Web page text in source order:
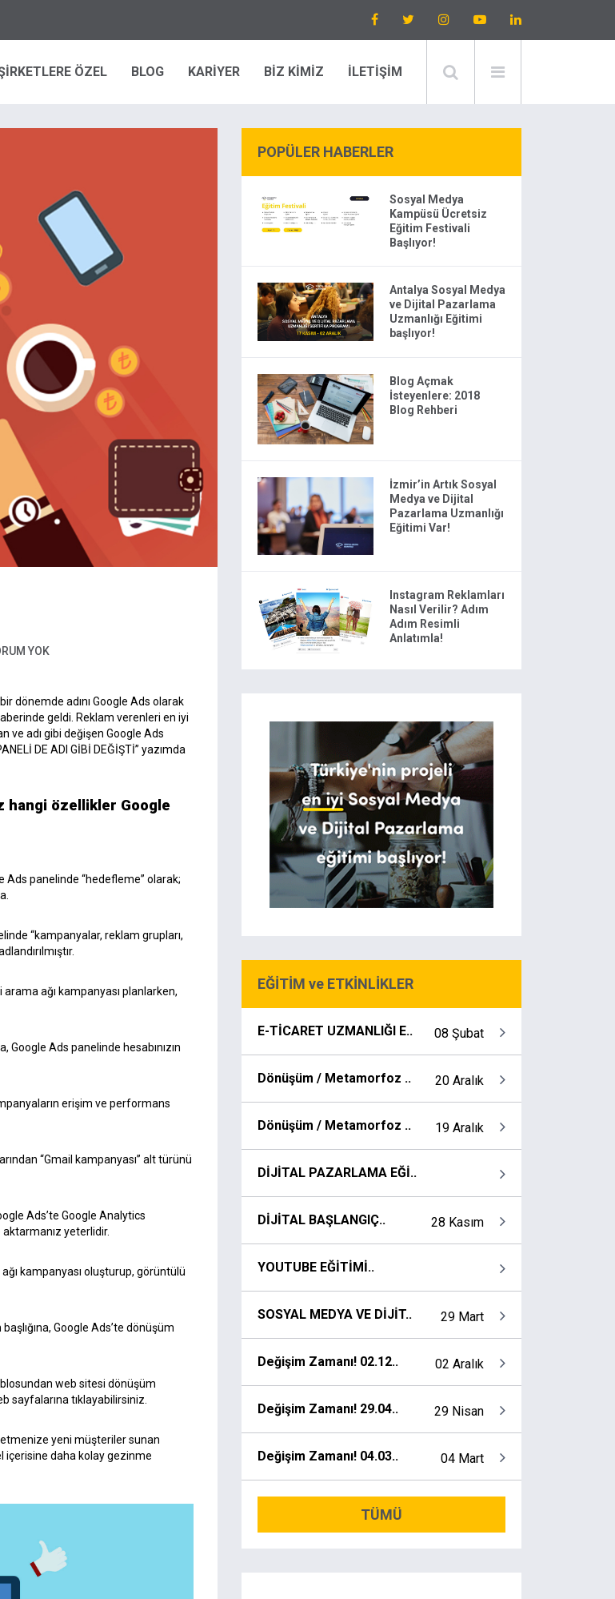
ÖZEL BLOG KARİYER BİZ KİMİZ İLETİŞİM
YOK
dönemde adını Google Ads olarak
geldi. Reklam verenleri en iyi
ve adı gibi değişen Google Ads
DE ADI GİBİ DEĞİŞTİ” yazımda
hangi özellikler Google
Ads panelinde “hedefleme” olarak;
“kampanyalar, reklam grupları,
ağı kampanyası planlarken,
Ads panelinde hesabınızın
erişim ve performans
“Gmail kampanyası” alt türünü
Ads’te Google Analytics
yeterlidir.
kampanyası oluşturup, görüntülü
Google Ads’te dönüşüm
web sitesi dönüşüm
sayfalarına tıklayabilirsiniz.
yeni müşteriler sunan
içerisine daha kolay gezinme
POPÜLER HABERLER
Sosyal Medya
Kampüsü Ücretsiz
Eğitim Festivali
Başlıyor!
Antalya Sosyal Medya
ve Dijital Pazarlama
Uzmanlığı Eğitimi
başlıyor!
Blog Açmak
İsteyenlere: 2018
Blog Rehberi
İzmir’in Artık Sosyal
Medya ve Dijital
Pazarlama Uzmanlığı
Eğitimi Var!
Instagram Reklamları
Nasıl Verilir? Adım
Adım Resimli
Anlatımla!
EĞİTİM ve ETKİNLİKLER
E-TİCARET UZMANLIĞI E.. 08 Şubat
Dönüşüm / Metamorfoz .. 20 Aralık
Dönüşüm / Metamorfoz .. 19 Aralık
DİJİTAL PAZARLAMA EĞİ..
DİJİTAL BAŞLANGIÇ.. 28 Kasım
YOUTUBE EĞİTİMİ..
SOSYAL MEDYA VE DİJİT.. 29 Mart
Değişim Zamanı! 02.12.. 02 Aralık
Değişim Zamanı! 29.04.. 29 Nisan
Değişim Zamanı! 04.03.. 04 Mart
TÜMÜ